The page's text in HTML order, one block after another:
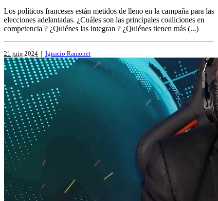
Los políticos franceses están metidos de lleno en la campaña para las
elecciones adelantadas. ¿Cuáles son las principales coaliciones en
competencia ? ¿Quiénes las integran ? ¿Quiénes tienen más (...)
21 juin 2024 | Ignacio Ramonet